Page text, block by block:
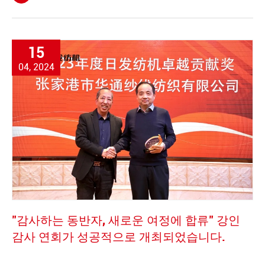
15
04, 2024
"감사하는 동반자, 새로운 여정에 합류" 강인
감사 연회가 성공적으로 개최되었습니다.